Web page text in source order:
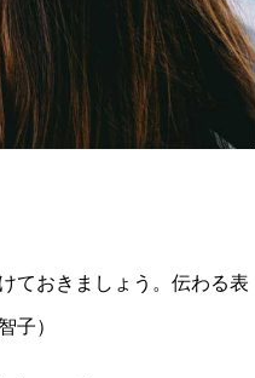
ておきましょう。伝わる表
子）